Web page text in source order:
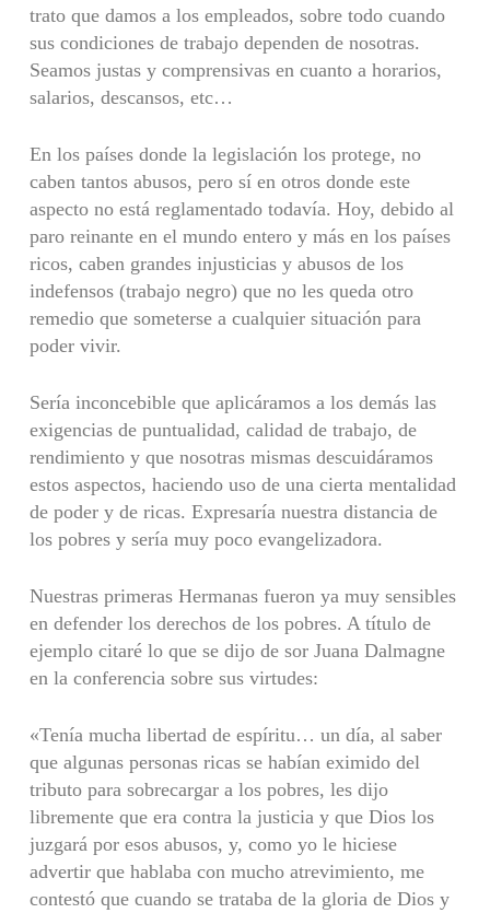
trato que damos a los empleados, sobre todo cuando
sus condiciones de trabajo dependen de nosotras.
Seamos justas y comprensivas en cuanto a horarios,
salarios, descan­sos, etc…
En los países donde la legislación los protege, no
caben tantos abusos, pero sí en otros donde este
aspecto no está reglamentado todavía. Hoy, debido al
paro reinante en el mundo entero y más en los países
ricos, caben grandes injusticias y abusos de los
indefensos (trabajo negro) que no les queda otro
remedio que someterse a cualquier situación para
poder vivir.
Sería inconcebible que aplicáramos a los demás las
exigencias de pun­tualidad, calidad de trabajo, de
rendimiento y que nosotras mismas descuidá­ramos
estos aspectos, haciendo uso de una cierta mentalidad
de poder y de ricas. Expresaría nuestra distancia de
los pobres y sería muy poco evangeliza­dora.
Nuestras primeras Hermanas fueron ya muy sensibles
en defender los de­rechos de los pobres. A título de
ejemplo citaré lo que se dijo de sor Juana Dalmagne
en la conferencia sobre sus virtudes:
«Tenía mucha libertad de espíritu… un día, al saber
que algunas personas ricas se habían eximido del
tributo para sobrecargar a los pobres, les dijo
libremente que era contra la justicia y que Dios los
juzgará por esos abusos, y, como yo le hiciese
advertir que hablaba con mucho atrevimiento, me
contestó que cuan­do se trataba de la gloria de Dios y